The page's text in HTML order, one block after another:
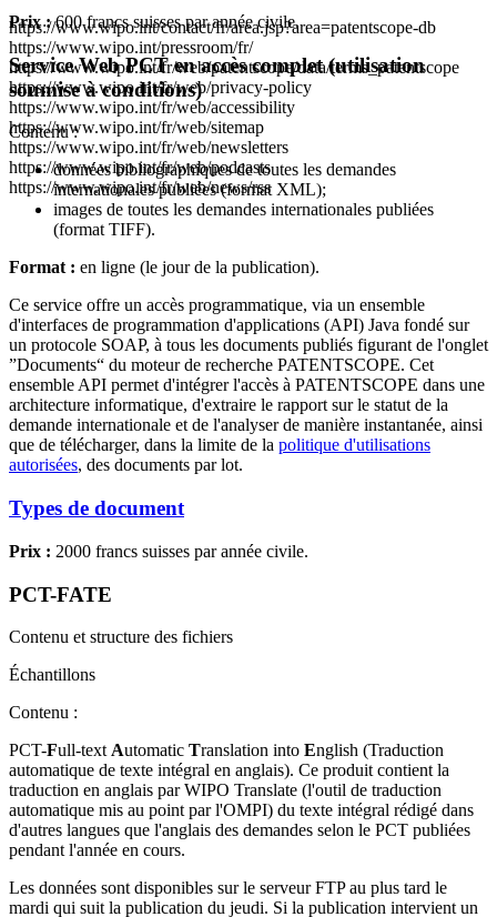
Prix :600 francs suisses par année civile.
Service Web PCT en accès complet (utilisation
soumise à conditions)
Contenu :
données bibliographiques de toutes les demandes
internationales publiées (format XML);
images de toutes les demandes internationales publiées
(format TIFF).
Format : en ligne (le jour de la publication).
Ce service offre un accès programmatique, via un ensemble
d'interfaces de programmation d'applications (API) Java fondé sur
un protocole SOAP, à tous les documents publiés figurant de l'onglet
”Documents“ du moteur de recherche PATENTSCOPE. Cet
ensemble API permet d'intégrer l'accès à PATENTSCOPE dans une
architecture informatique, d'extraire le rapport sur le statut de la
demande internationale et de l'analyser de manière instantanée, ainsi
que de télécharger, dans la limite de la politique d'utilisations
autorisées, des documents par lot.
Types de document
Prix : 2000 francs suisses par année civile.
PCT-FATE
Contenu et structure des fichiers
Échantillons
Contenu :
PCT-Full-text Automatic Translation into English (Traduction
automatique de texte intégral en anglais). Ce produit contient la
traduction en anglais par WIPO Translate (l'outil de traduction
automatique mis au point par l'OMPI) du texte intégral rédigé dans
d'autres langues que l'anglais des demandes selon le PCT publiées
pendant l'année en cours.
Les données sont disponibles sur le serveur FTP au plus tard le
mardi qui suit la publication du jeudi. Si la publication intervient un
https://www.wipo.int/contact/fr/area.jsp?area=patentscope-db
https://www.wipo.int/pressroom/fr/
https://www.wipo.int/fr/web/patentscope/data/terms_patentscope
https://www.wipo.int/fr/web/privacy-policy
https://www.wipo.int/fr/web/accessibility
https://www.wipo.int/fr/web/sitemap
https://www.wipo.int/fr/web/newsletters
https://www.wipo.int/fr/web/podcasts
https://www.wipo.int/fr/web/news/rss